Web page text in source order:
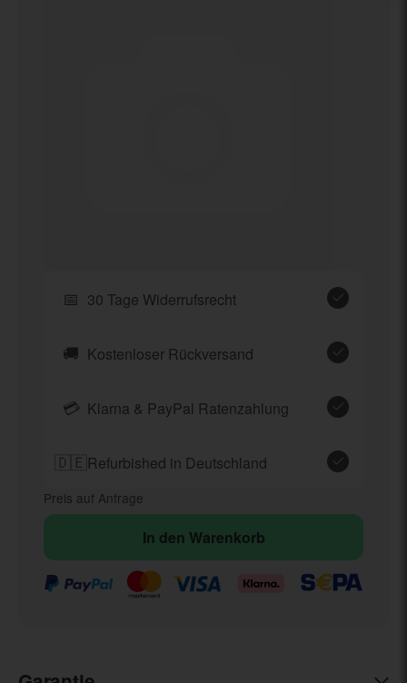
📅 30 Tage Widerrufsrecht
🚚 Kostenloser Rückversand
💳 Klarna & PayPal Ratenzahlung
🇩🇪Refurbished in Deutschland
Preis auf Anfrage
In den Warenkorb